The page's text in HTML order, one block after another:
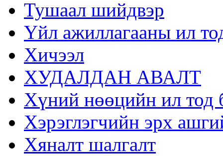
Тушаал шийдвэр
Үйл ажиллагааны ил
Хичээл
ХУДАЛДАН АВАЛТ
Хүний нөөцийн ил тод
Хэрэглэгчийн эрх
Хяналт шалгалт